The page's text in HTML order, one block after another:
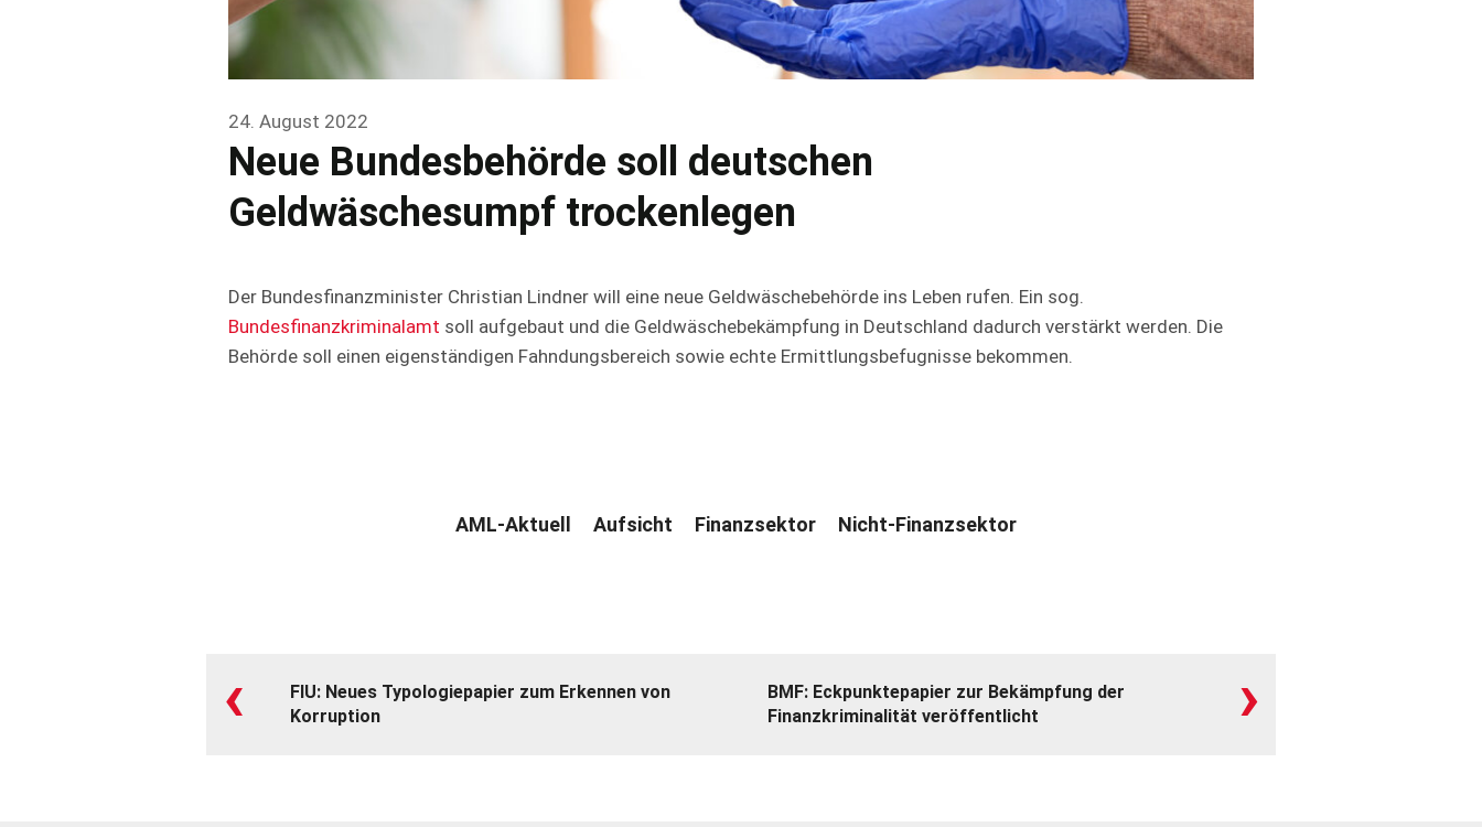
24. August 2022
Neue Bundesbehörde soll deutschen
Geldwäschesumpf trockenlegen
Der Bundesfinanzminister Christian Lindner will eine neue Geldwäschebehörde ins Leben rufen. Ein sog.
Bundesfinanzkriminalamt soll aufgebaut und die Geldwäschebekämpfung in Deutschland dadurch verstärkt werden. Die
Behörde soll einen eigenständigen Fahndungsbereich sowie echte Ermittlungsbefugnisse bekommen.
AML-Aktuell Aufsicht Finanzsektor Nicht-Finanzsektor
‹
FIU: Neues Typologiepapier zum Erkennen von
Korruption
BMF: Eckpunktepapier zur Bekämpfung der
Finanzkriminalität veröffentlicht
›